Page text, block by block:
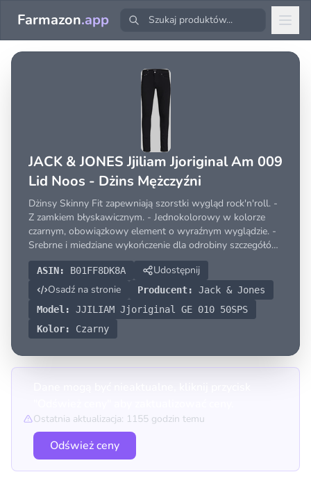
Farmazon.app
JACK & JONES Jjiliam Jjoriginal Am 009
Lid Noos - Dżins Mężczyźni
Dżinsy Skinny Fit zapewniają szorstki wygląd rock'n'roll. -
Z zamkiem błyskawicznym. - Jednokolorowy w kolorze
czarnym, obowiązkowy element o wyraźnym wyglądzie. -
Srebrne i miedziane wykończenie dla odrobiny szczegółów
- Modelka ma 187 cm i nosi rozmiar 31/32. Jack & Jones
Jeans Intelligence Skinny Fit Liam. Liam to
ASIN: B01FF8DK8A
Udostępnij
Osadź na stronie
Producent:
Jack & Jones
Model:
JJILIAM Jjoriginal GE 010 50SPS
Kolor:
Czarny
Ostatnia aktualizacja: 1155 godzin temu
Odśwież ceny